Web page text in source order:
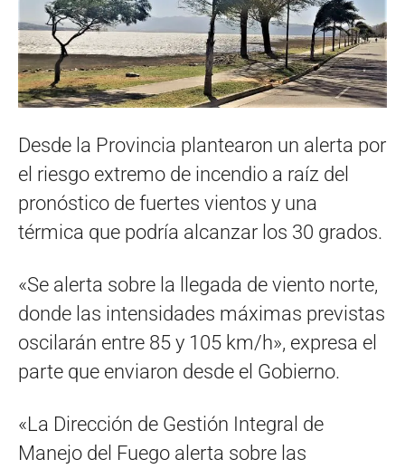
Desde la Provincia plantearon un alerta por
el riesgo extremo de incendio a raíz del
pronóstico de fuertes vientos y una
térmica que podría alcanzar los 30 grados.
«Se alerta sobre la llegada de viento norte,
donde las intensidades máximas previstas
oscilarán entre 85 y 105 km/h», expresa el
parte que enviaron desde el Gobierno.
«La Dirección de Gestión Integral de
Manejo del Fuego alerta sobre las